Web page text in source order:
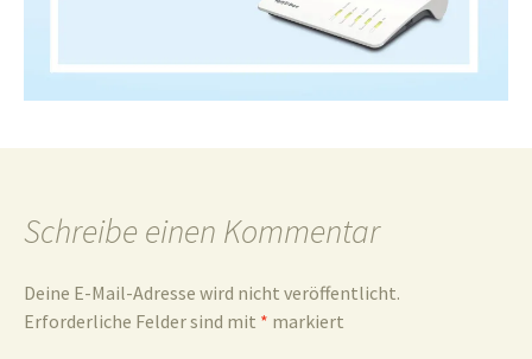
Schreibe einen Kommentar
Deine E-Mail-Adresse wird nicht veröffentlicht.
Erforderliche Felder sind mit * markiert